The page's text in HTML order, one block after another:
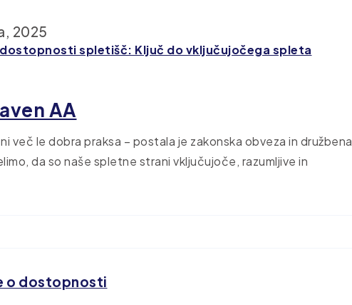
2025
spletišč: Ključ do vključujočega spleta
AA
več le dobra praksa – postala je zakonska obveza in družbena
da so naše spletne strani vključujoče, razumljive in